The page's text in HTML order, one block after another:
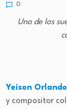
0
Uno de los
Yeison
y compositor